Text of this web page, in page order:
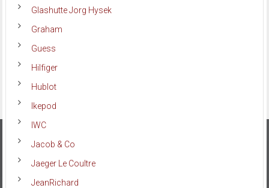
Glashutte Jorg Hysek
Graham
Guess
Hilfiger
Hublot
Ikepod
IWC
Jacob & Co
Jaeger Le Coultre
JeanRichard